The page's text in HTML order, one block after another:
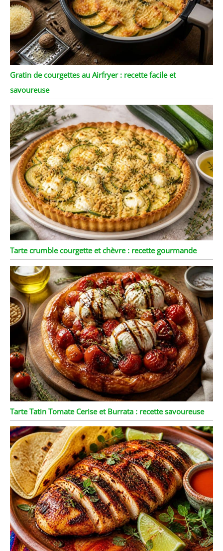
Gratin de courgettes au Airfryer : recette facile et
savoureuse
Tarte crumble courgette et chèvre : recette gourmande
Tarte Tatin Tomate Cerise et Burrata : recette savoureuse